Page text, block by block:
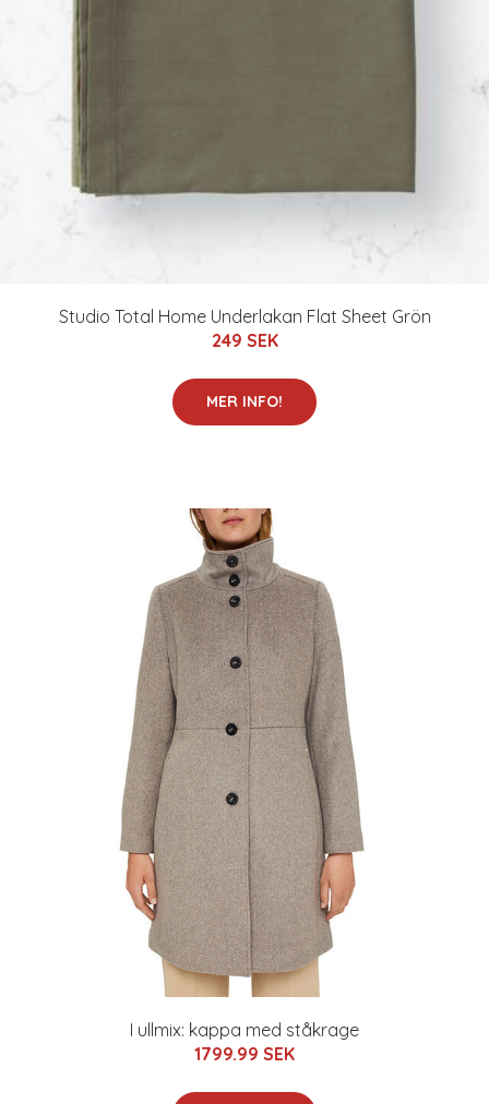
Studio Total Home Underlakan Flat Sheet Grön
249 SEK
MER INFO!
I ullmix: kappa med ståkrage
1799.99 SEK